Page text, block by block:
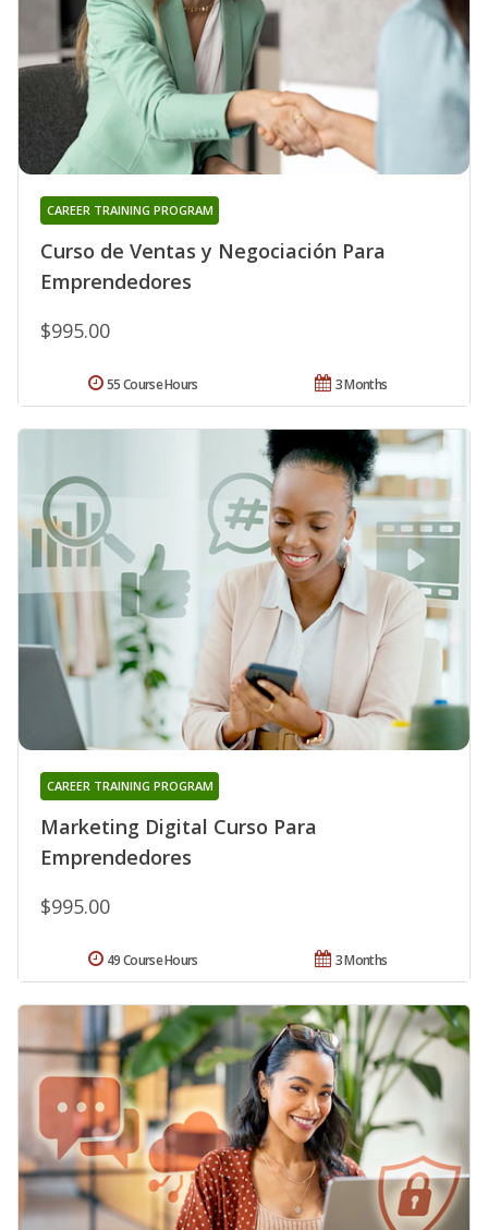
Curso de Ventas y Negociación Para
Emprendedores
CAREER TRAINING PROGRAM
$995.00
3 Months
55 Course Hours
Marketing Digital Curso Para
Emprendedores
CAREER TRAINING PROGRAM
$995.00
3 Months
49 Course Hours